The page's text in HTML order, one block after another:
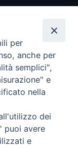
riservati - Vita
per
anche per
semplici",
e
nella
dei
puoi avere
e